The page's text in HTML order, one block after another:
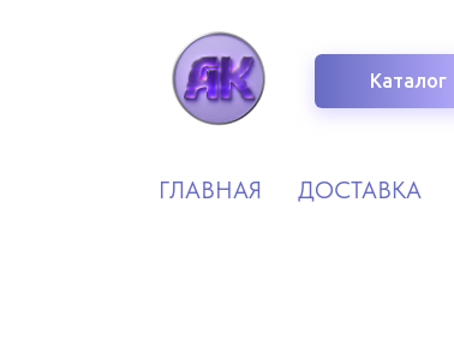
Каталог
ГЛАВНАЯ ДОСТАВКА